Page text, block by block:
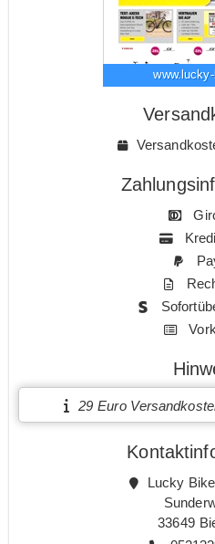
29 Euro
Lucky
33649